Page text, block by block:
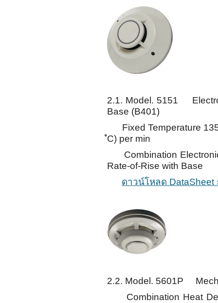
2.1. Model. 5151
Base (B401)
Fixed Temperature 135
ํC) per min
Combination
Rate-of-Rise with Base
ดาวน์โหลด DataSheet
2.2. Model. 5601P
Combination Heat